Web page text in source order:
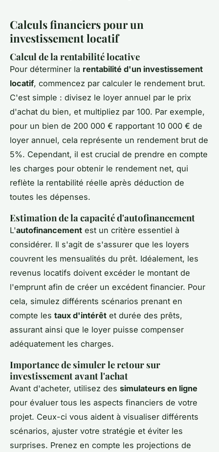
Calculs financiers pour un
investissement locatif
Calcul de la rentabilité locative
Pour déterminer la rentabilité d'un investissement
locatif, commencez par calculer le rendement brut.
C'est simple : divisez le loyer annuel par le prix
d'achat du bien, et multipliez par 100. Par exemple,
pour un bien de 200 000 € rapportant 10 000 € de
loyer annuel, cela représente un rendement brut de
5%. Cependant, il est crucial de prendre en compte
les charges pour obtenir le rendement net, qui
reflète la rentabilité réelle après déduction de
toutes les dépenses.
Estimation de la capacité d'autofinancement
L'autofinancement est un critère essentiel à
considérer. Il s'agit de s'assurer que les loyers
couvrent les mensualités du prêt. Idéalement, les
revenus locatifs doivent excéder le montant de
l'emprunt afin de créer un excédent financier. Pour
cela, simulez différents scénarios prenant en
compte les taux d'intérêt et durée des prêts,
assurant ainsi que le loyer puisse compenser
adéquatement les charges.
Importance de simuler le retour sur
investissement avant l'achat
Avant d'acheter, utilisez des simulateurs en ligne
pour évaluer tous les aspects financiers de votre
projet. Ceux-ci vous aident à visualiser différents
scénarios, ajuster votre stratégie et éviter les
surprises. Prenez en compte les projections de